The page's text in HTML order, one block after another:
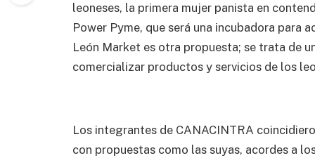
leoneses, la primera mujer panista en
Power Pyme, que será una incubadora para
León Market es otra propuesta; se trata de
comercializar productos y servicios de los
Los integrantes de CANACINTRA
con propuestas como las suyas, acordes a